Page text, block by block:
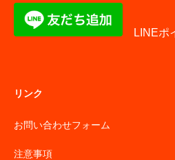
LINEポ
リンク
お問い合わせフォーム
注意事項